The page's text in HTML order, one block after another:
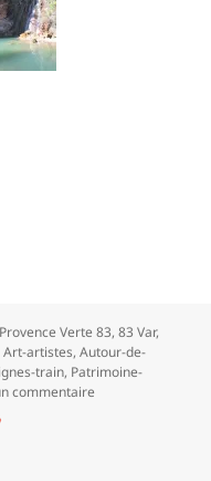
sur le thème de
Verte 83,83 Var,
Mots-
clés
Art-artistes,Autour-de-
train, Patrimoine-
commentaire